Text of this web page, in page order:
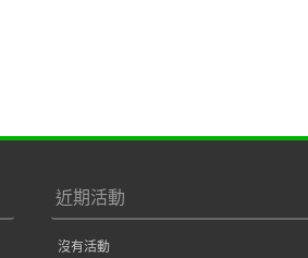
近期活動
沒有活動